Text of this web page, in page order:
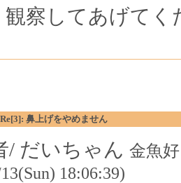
観察してあげてく
Re[3]: 鼻上げをやめません
/ だいちゃん 金魚
18:06:39)